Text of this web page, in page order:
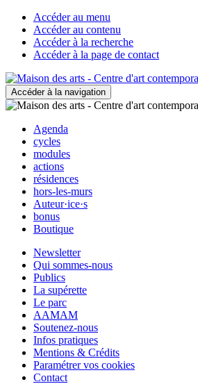
Accéder au menu
Accéder au contenu
Accéder à la recherche
Accéder à la page de contact
Accéder à la navigation
Agenda
cycles
modules
actions
résidences
hors-les-murs
Auteur·ice·s
bonus
Boutique
Newsletter
Qui sommes-nous
Publics
La supérette
Le parc
AAMAM
Soutenez-nous
Infos pratiques
Mentions & Crédits
Paramétrer vos cookies
Contact